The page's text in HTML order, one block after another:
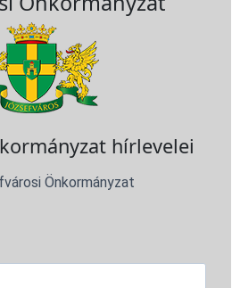
hírlevelei
Önkormányzat